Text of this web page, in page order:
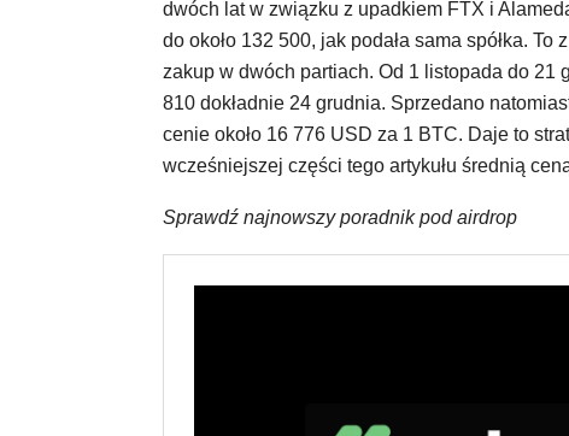
dwóch lat w związku z upadkiem FTX i
do około 132 500, jak podała sama spółka.
zakup w dwóch partiach. Od 1 listopada do
810 dokładnie 24 grudnia. Sprzedano
cenie około 16 776 USD za 1 BTC. Daje to
wcześniejszej części tego artykułu średnią
Sprawdź najnowszy poradnik pod airdrop